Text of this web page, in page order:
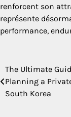
renforcent son
représente
performance,
Post
navigation
The Ultimate
Planning a
South Korea